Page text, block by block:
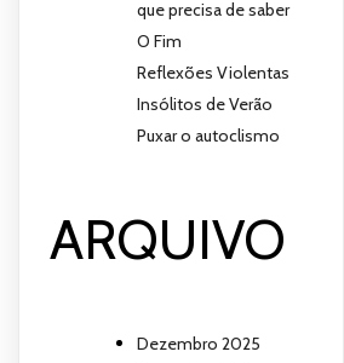
que precisa de saber
O Fim
Reflexões Violentas
Insólitos de Verão
Puxar o autoclismo
ARQUIVO
Dezembro 2025